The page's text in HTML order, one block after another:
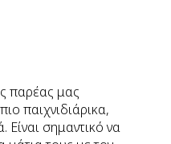
παρέας μας
παιχνιδιάρικα,
Είναι σημαντικό να